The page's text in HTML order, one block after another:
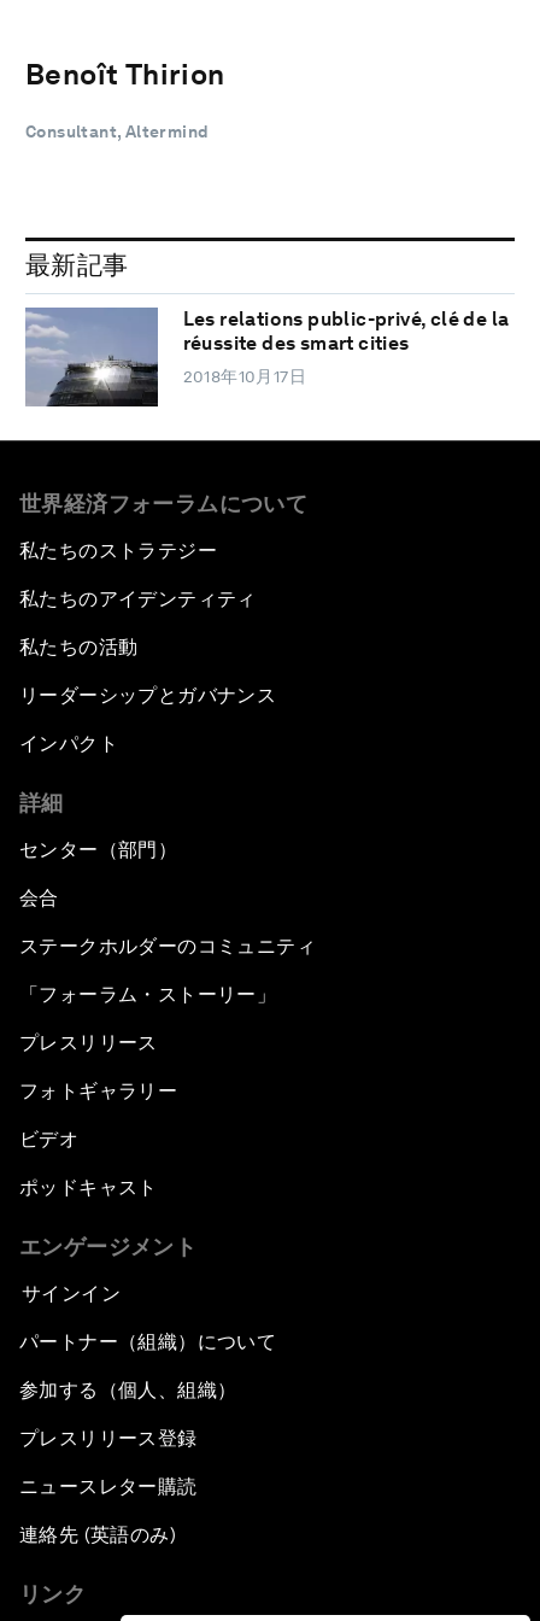
Benoît Thirion
Consultant, Altermind
最新記事
Les relations public-privé, clé de la
réussite des smart cities
2018年10月17日
世界経済フォーラムについて
私たちのストラテジー
私たちのアイデンティティ
私たちの活動
リーダーシップとガバナンス
インパクト
詳細
センター（部門）
会合
ステークホルダーのコミュニティ
「フォーラム・ストーリー」
プレスリリース
フォトギャラリー
ビデオ
ポッドキャスト
エンゲージメント
サインイン
パートナー（組織）について
参加する（個人、組織）
プレスリリース登録
ニュースレター購読
連絡先 (英語のみ)
リンク